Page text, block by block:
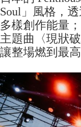
Soul」風格，
多樣創作能量
主題曲〈現狀
讓整場燃到最高